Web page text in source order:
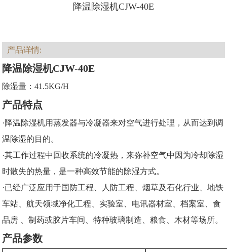
降温除湿机CJW-40E
产品详情:
降温除湿机CJW-40E
除湿量：41.5KG/H
产品特点
·降温除湿机用蒸发器与冷凝器来对空气进行处理，从而达到调
温除湿的目的。
·其工作过程中回收系统的冷凝热，来弥补空气中因为冷却除湿
时散失的热量，是一种高效节能的除湿方式。
·已经广泛应用于国防工程、人防工程、烟草及石化行业、地铁
车站、航天领域净化工程、实验室、电讯器材室、档案室、食
品房 、制药或胶片车间、特种玻璃制造、粮食、木材等场所。
产品参数